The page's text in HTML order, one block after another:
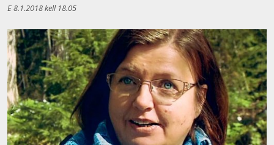
E 8.1.2018 kell 18.05